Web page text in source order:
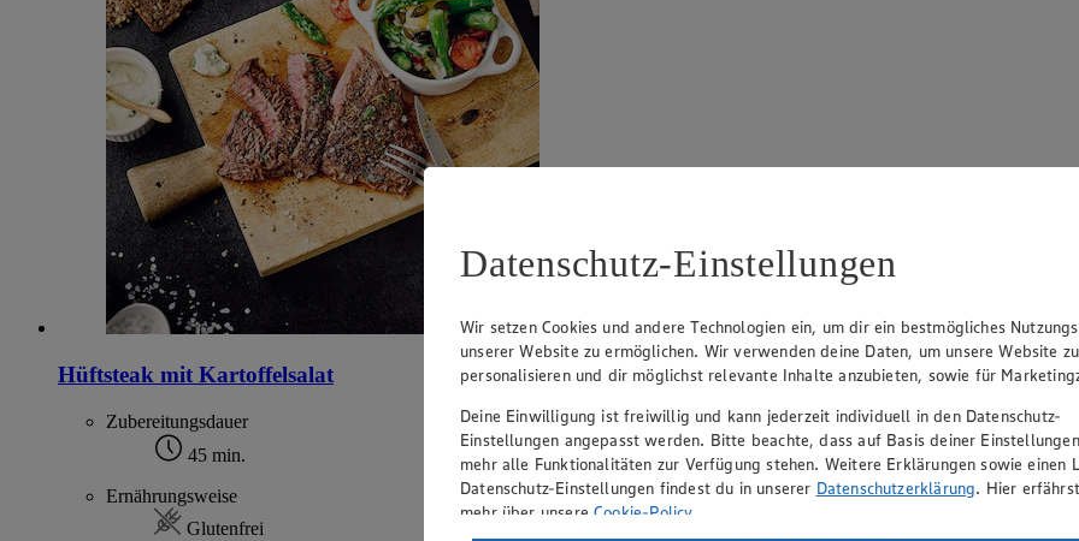
Hüftsteak mit Kartoffelsalat
Zubereitungsdauer
45 min.
Ernährungsweise
Glutenfrei
Datenschutz-Einstellungen
Wir setzen Cookies und andere Technologien ein, um dir ein bestmögliches
unserer Website zu ermöglichen. Wir verwenden deine Daten, um unsere Website zu
personalisieren und dir möglichst relevante Inhalte anzubieten, sowie für
Deine Einwilligung ist freiwillig und kann jederzeit individuell in den Datenschutz-
Einstellungen angepasst werden. Bitte beachte, dass auf Basis deiner
mehr alle Funktionalitäten zur Verfügung stehen. Weitere Erklärungen sowie einen
Datenschutz-Einstellungen findest du in unserer Datenschutzerklärung. Hier
mehr über unsereCookie-Policy.